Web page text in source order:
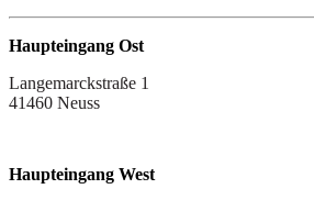
Haupteingang Ost
Langemarckstraße 1
41460 Neuss
Haupteingang West